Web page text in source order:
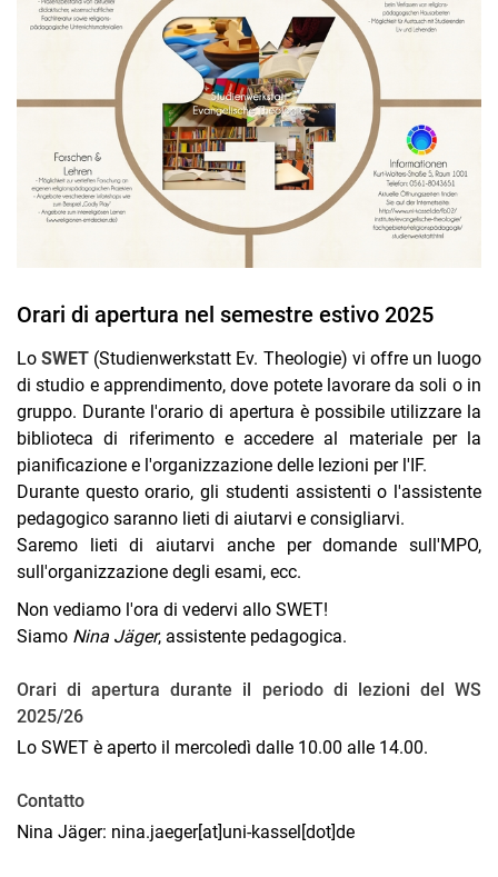
Profilo di studio "Conversazioni teologiche
Gioco divino - Dio in gioco
Workshop di studio
Cooperazione delle tre fasi della formazione degli insegnanti
Orari di apertura nel semestre estivo 2025
LoSWET (Studienwerkstatt Ev. Theologie) vi offre un luogo
di studio e apprendimento, dove potete lavorare da soli o in
gruppo. Durante l'orario di apertura è possibile utilizzare la
biblioteca di riferimento e accedere al materiale per la
pianificazione e l'organizzazione delle lezioni per l'IF.
Durante questo orario, gli studenti assistenti o l'assistente
pedagogico saranno lieti di aiutarvi e consigliarvi.
Saremo lieti di aiutarvi anche per domande sull'MPO,
sull'organizzazione degli esami, ecc.
Non vediamo l'ora di vedervi allo SWET!
Siamo Nina Jäger, assistente pedagogica.
Orari di apertura durante il periodo di lezioni del WS
2025/26
Lo SWET è aperto il mercoledì dalle 10.00 alle 14.00.
Contatto
Nina Jäger: nina.jaeger[at]uni-kassel[dot]de